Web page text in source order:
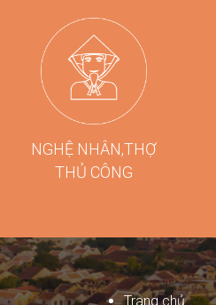
NGHỆ NHÂN,THỢ
THỦ CÔNG
Trang chủ